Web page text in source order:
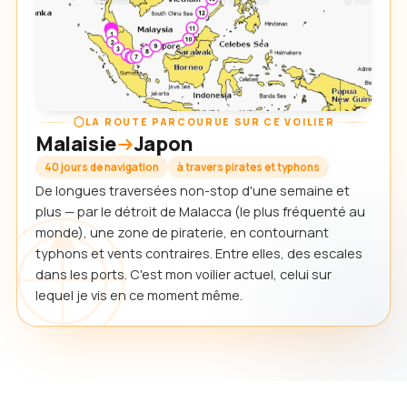
LA ROUTE PARCOURUE SUR CE VOILIER
Malaisie Japon
40 jours de navigation à travers pirates et typhons
De longues traversées non-stop d'une semaine et
plus — par le détroit de Malacca (le plus fréquenté au
monde), une zone de piraterie, en contournant
typhons et vents contraires. Entre elles, des escales
dans les ports. C'est mon voilier actuel, celui sur
lequel je vis en ce moment même.